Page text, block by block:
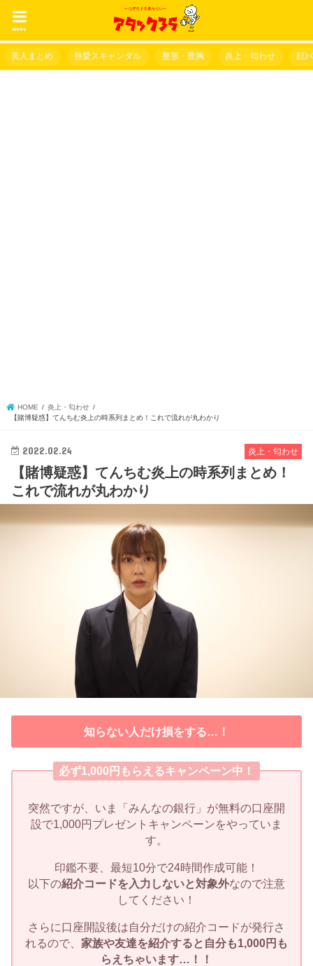
menu
美人まとめ 熱愛スキャンダル 整形・豊胸 炎上・匂わせ 顔
HOME
炎上・匂わせ
【賭博疑惑】てんちむ炎上の時系列まとめ！これで流れが丸わかり
炎上・匂わせ
2022.02.24
【賭博疑惑】てんちむ炎上の時系列まとめ！
これで流れが丸わかり
知らない人だけ損をする…！
必ず1,000円もらえるキャンペーン中！
突然ですが、いま「みんなの銀行」が無料の口座開
設で1,000円プレゼントキャンペーンをやっていま
す。
印鑑不要、最短10分で24時間作成可能！
以下の紹介コードを入力しないと対象外なので注意
してください！
さらに口座開設後は自分だけの紹介コードが発行さ
れるので、 家族や友達を紹介すると自分も1,000円も
らえちゃいます…！！